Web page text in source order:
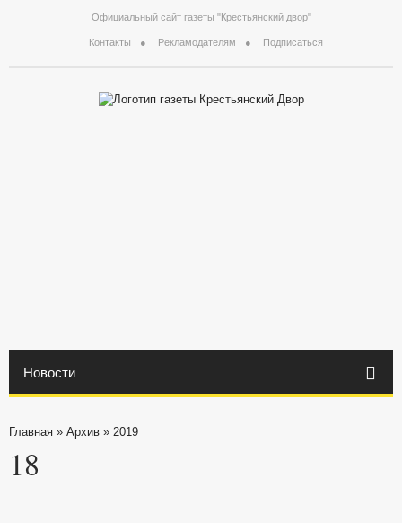
Официальный сайт газеты "Крестьянский двор"
Контакты Рекламодателям Подписаться
Новости
Главная » Архив » 2019
18